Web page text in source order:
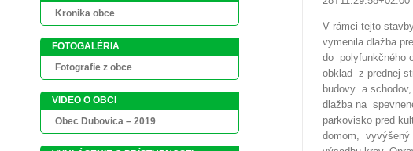
V rámci tejto
vymenila dlažba
do polyfunkčného
obklad z prednej
budovy a
dlažba na
parkovisko pred
domom, vyvýšený
Kronika obce
FOTOGALÉRIA
Fotografie z obce
VIDEO O OBCI
Obec Dubovica – 2019